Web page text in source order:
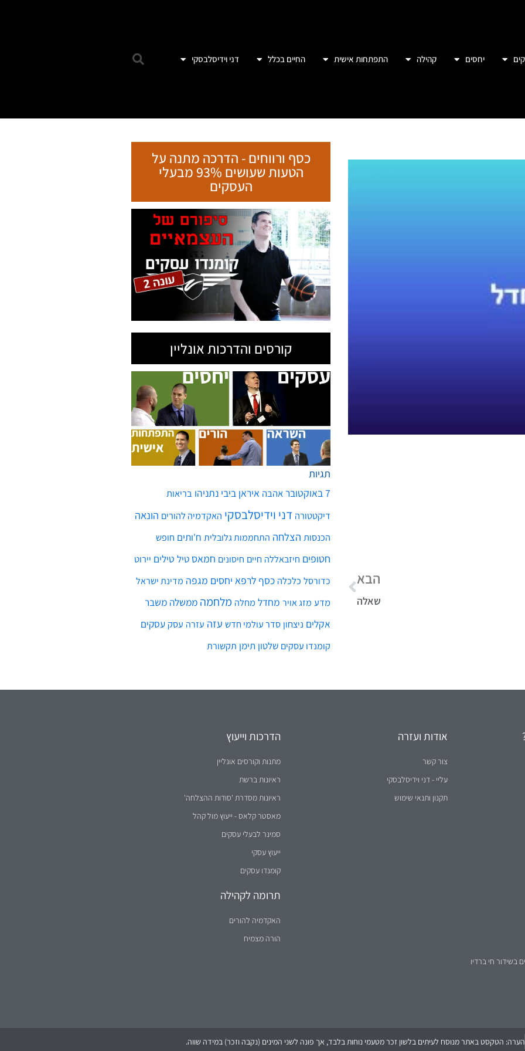
יחסים קהילה התפתחות אישית החיים בכלל דני וידיסלבסקי
הבא
שאלה
כסף ורווחים - הדרכה מתנה על
הטעות שעושים 93% מבעלי
העסקים
קורסים והדרכות אונליין
תגיות
7 באוקטובר
אהבה איראן ביבי נתניהו בריאות
דיקטטורה דני וידיסלבסקי האקדמיה להורים הונאה
הכנסות הצלחה התחממות גלובלית ח'ותים חופש
חטופים חיזבאללה חיים חיסונים חמאס טיל טילים יירוט
כדורסל כלכלה כסף לרפא יחסים מגפה מדינת ישראל
מדע מזג אויר מחדל מחלה מלחמה ממשלה משבר
אקלים ניצחון סדר עולמי חדש עזה עזרה עסק עסקים
קומנדו עסקים שלטון תימן תקשורת
בשידור חי ברדיו
אודות ועזרה
צור קשר
עליי - דני וידיסלבסקי
תקנון ותנאי שימוש
הדרכות וייעוץ
מתנות וקורסים אונליין
ראיונות ברשת
ראיונות מסדרת 'סודות ההצלחה'
מאסטר קלאס - ייעוץ מול קהל
סמינר לבעלי עסקים
ייעוץ עסקי
קומנדו עסקים
תרומה לקהילה
האקדמיה להורים
הורה מצמיח
הערה: הטקסט באתר מנוסח לעיתים בלשון זכר מטעמי נוחות בלבד, אך פונה לשני המינים (נקבה וזכר) במידה שווה.